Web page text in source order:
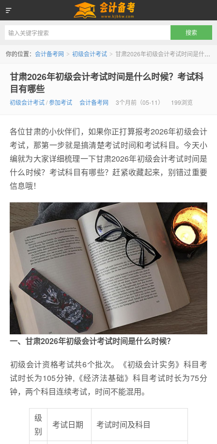
会计备考网
你的位置： 会计备考网 > 初级会计考试 > 甘肃2026年初级会计考试时间是什么时候？考试科目有哪些
甘肃2026年初级会计考试时间是什么时候？考试科
目有哪些
初级会计考试/参加考试 会计备考网 3个月前（05-11） 199浏览
各位甘肃的小伙伴们，如果你正打算报考2026年初级会计
考试，那第一步就是搞清楚考试时间和考试科目。今天小
编就为大家详细梳理一下甘肃2026年初级会计考试时间是
什么时候？考试科目有哪些？赶紧收藏起来，别错过重要
信息哦！
一、甘肃2026年初级会计考试时间是什么时候？
​初级会计资格考试共6个批次。《初级会计实务》科目考
试时长为105分钟,《经济法基础》科目考试时长为75分
钟，两个科目连续考试，时间不能混用。
级
别
考试日期 考试时间及科目